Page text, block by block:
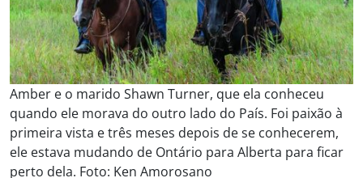
Amber e o marido Shawn Turner, que ela conheceu
quando ele morava do outro lado do País. Foi paixão à
primeira vista e três meses depois de se conhecerem,
ele estava mudando de Ontário para Alberta para ficar
perto dela. Foto: Ken Amorosano